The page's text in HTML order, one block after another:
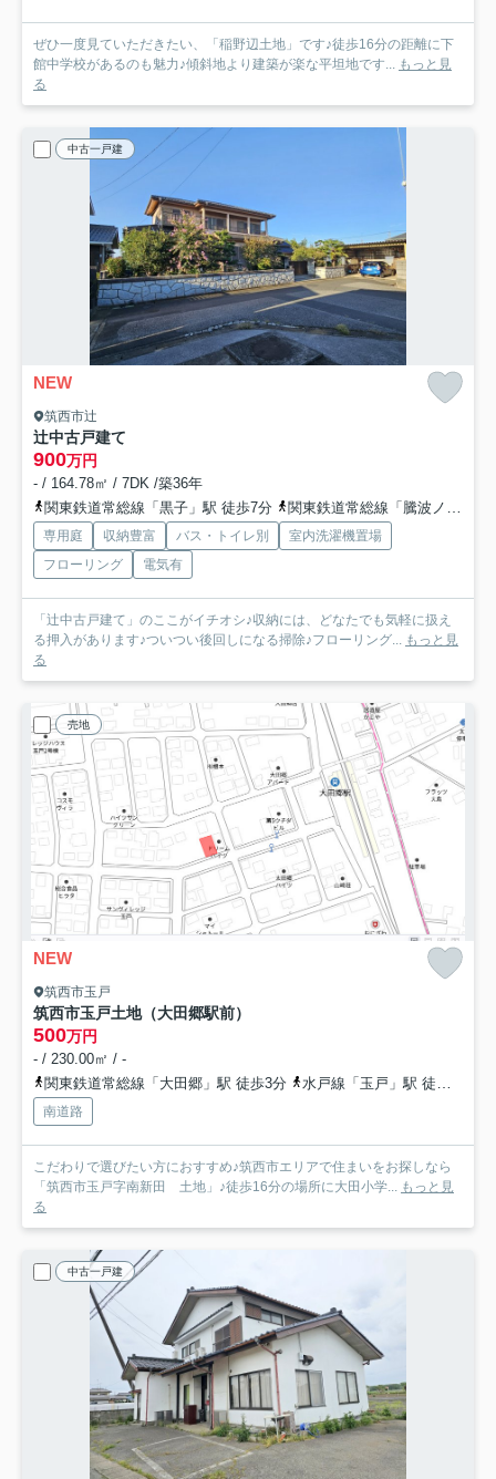
ぜひ一度見ていただきたい、「稲野辺土地」です♪徒歩16分の距離に下
館中学校があるのも魅力♪傾斜地より建築が楽な平坦地です... もっと見
る
中古一戸建
NEW
筑西市辻
辻中古戸建て
900万円
- / 164.78㎡ / 7DK /築36年
関東鉄道常総線「黒子」駅 徒歩7分
関東鉄道常総線「騰波ノ江」駅 徒歩43分
専用庭 収納豊富 バス・トイレ別
室内洗濯機置場
フローリング
電気有
「辻中古戸建て」のここがイチオシ♪収納には、どなたでも気軽に扱え
る押入があります♪ついつい後回しになる掃除♪フローリング... もっと見
る
売地
NEW
筑西市玉戸
筑西市玉戸土地（大田郷駅前）
500万円
- / 230.00㎡ / -
関東鉄道常総線「大田郷」駅 徒歩3分
水戸線「玉戸」駅 徒歩44分
南道路
こだわりで選びたい方におすすめ♪筑西市エリアで住まいをお探しなら
「筑西市玉戸字南新田 土地」♪徒歩16分の場所に大田小学... もっと見
る
中古一戸建